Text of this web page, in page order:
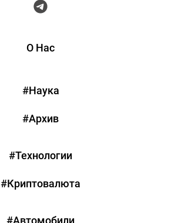
О Нас
#Наука
#Архив
#Технологии
#Криптовалюта
#Автомобили